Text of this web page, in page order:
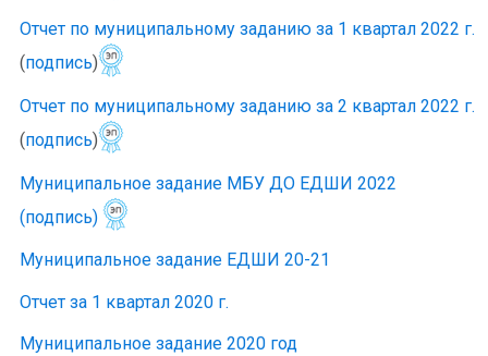
Отчет по муниципальному заданию за 1 квартал 2022 г.
(подпись)
Отчет по муниципальному заданию за 2 квартал 2022 г.
(подпись)
Муниципальное задание МБУ ДО ЕДШИ 2022
(подпись)
Муниципальное задание ЕДШИ 20-21
Отчет за 1 квартал 2020 г.
Муниципальное задание 2020 год